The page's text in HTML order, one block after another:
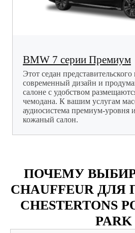
BMW 7 серии Премиум
Этот седан представительского
современный дизайн и
салоне с удобством
чемодана. К вашим услугам
аудиосистема премиум-уровня
кожаный салон.
ПОЧЕМУ
CHAUFFEUR
CHESTERTONS
PARK